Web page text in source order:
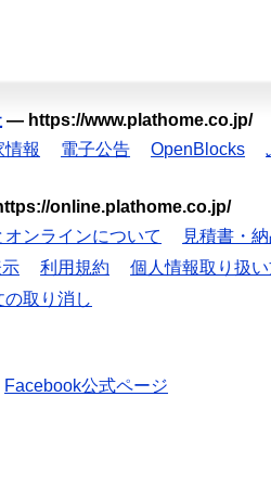
— https://www.plathome.co.jp/
情報 電子公告 OpenBlocks
online.plathome.co.jp/
オンラインについて
見積書・
利用規約
個人情報取り扱
の取り消し
Facebook公式ページ